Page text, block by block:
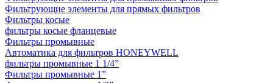
Фильтрующие элементы для прямых фильтров
Фильтры косые
фильтры косые фланцевые
Фильтры промывные
Автоматика для фильтров HONEYWELL
фильтры промывные 1 1/4”
Фильтры промывные 1”